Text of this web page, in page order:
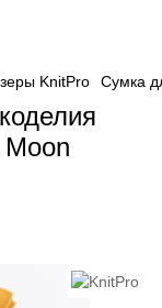
KnitPro Сумка